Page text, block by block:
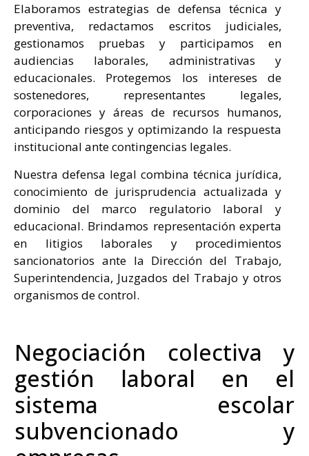
Elaboramos estrategias de defensa técnica y
preventiva, redactamos escritos judiciales,
gestionamos pruebas y participamos en
audiencias laborales, administrativas y
educacionales. Protegemos los intereses de
sostenedores, representantes legales,
corporaciones y áreas de recursos humanos,
anticipando riesgos y optimizando la respuesta
institucional ante contingencias legales.
Nuestra defensa legal combina técnica jurídica,
conocimiento de jurisprudencia actualizada y
dominio del marco regulatorio laboral y
educacional. Brindamos representación experta
en litigios laborales y procedimientos
sancionatorios ante la Dirección del Trabajo,
Superintendencia, Juzgados del Trabajo y otros
organismos de control.
Negociación colectiva y
gestión laboral en el
sistema escolar
subvencionado y